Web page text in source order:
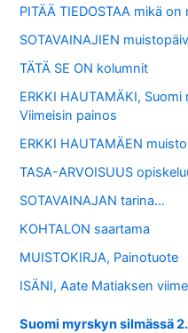
PITÄÄ TIEDOSTAA mikä
SOTAVAINAJIEN
TÄTÄ SE ON kolumnit
ERKKI HAUTAMÄKI,
Viimeisin painos
ERKKI HAUTAMÄEN
TASA-ARVOISUUS
SOTAVAINAJAN tarina…
KOHTALON saartama
MUISTOKIRJA, Painotuote
ISÄNI, Aate Matiaksen
Suomi myrskyn silmässä